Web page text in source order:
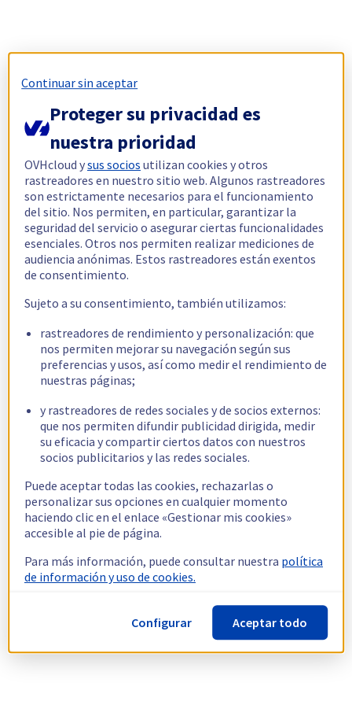
Continuar sin aceptar
Proteger su privacidad es
nuestra prioridad
OVHcloud ysus socios utilizan cookies y otros
rastreadores en nuestro sitio web. Algunos rastreadores
son estrictamente necesarios para el funcionamiento
del sitio. Nos permiten, en particular, garantizar la
seguridad del servicio o asegurar ciertas funcionalidades
esenciales. Otros nos permiten realizar mediciones de
audiencia anónimas. Estos rastreadores están exentos
de consentimiento.
Sujeto a su consentimiento, también utilizamos:
rastreadores de rendimiento y personalización: que
nos permiten mejorar su navegación según sus
preferencias y usos, así como medir el rendimiento de
nuestras páginas;
y rastreadores de redes sociales y de socios externos:
que nos permiten difundir publicidad dirigida, medir
su eficacia y compartir ciertos datos con nuestros
socios publicitarios y las redes sociales.
Puede aceptar todas las cookies, rechazarlas o
personalizar sus opciones en cualquier momento
haciendo clic en el enlace «Gestionar mis cookies»
accesible al pie de página.
Para más información, puede consultar nuestra política
de información y uso de cookies.
Configurar Aceptar todo